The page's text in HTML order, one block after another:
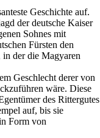
Geschichte auf.
der deutsche Kaiser
Sohnes mit
Fürsten den
der die Magyaren
Geschlecht derer von
wäre. Diese
des Rittergutes
auf, bis sie
Form von